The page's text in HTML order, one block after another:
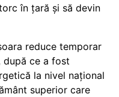
în țară și să devin
reduce temporar
după ce a fost
la nivel național
superior care